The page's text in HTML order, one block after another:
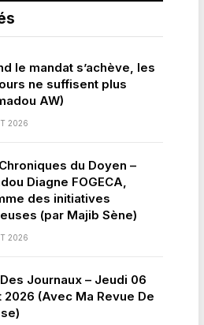
le mandat s’achève, les
ne suffisent plus
AW)
2026
du Doyen –
Diagne FOGECA,
des initiatives
(par Majib Sène)
2026
Journaux – Jeudi 06
2026 (Avec Ma Revue De